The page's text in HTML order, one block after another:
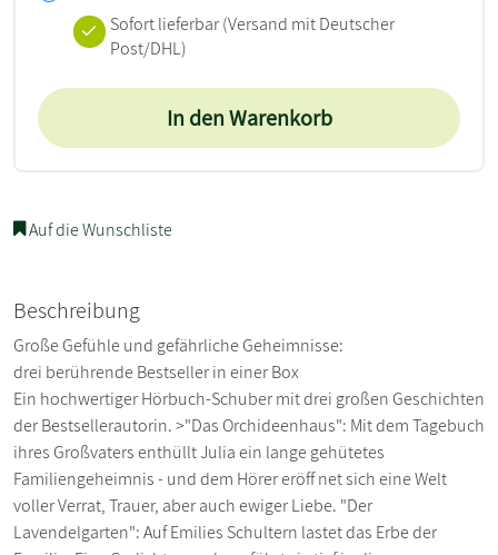
Sofort lieferbar(Versand mit Deutscher
Post/DHL)
In den Warenkorb
Auf die Wunschliste
Beschreibung
Große Gefühle und gefährliche Geheimnisse:
drei berührende Bestseller in einer Box
Ein hochwertiger Hörbuch-Schuber mit drei großen Geschichten
der Bestsellerautorin. >"Das Orchideenhaus": Mit dem Tagebuch
ihres Großvaters enthüllt Julia ein lange gehütetes
Familiengeheimnis - und dem Hörer eröff net sich eine Welt
voller Verrat, Trauer, aber auch ewiger Liebe. "Der
Lavendelgarten": Auf Emilies Schultern lastet das Erbe der